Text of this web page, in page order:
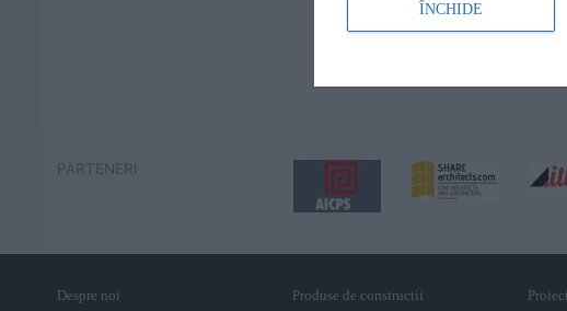
PARTENERI
Despre noi Produse de constructii
ÎNCHIDE